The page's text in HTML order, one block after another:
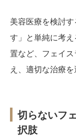
美容医療を検討
す」と単純に考
置など、フェイ
え、適切な治療を
切らないフ
択肢